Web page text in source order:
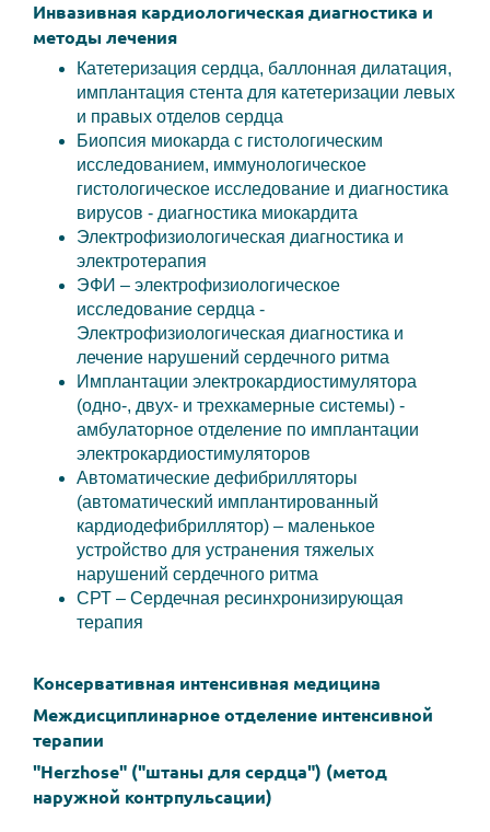
Инвазивная кардиологическая диагностика и
методы лечения
Катетеризация сердца, баллонная дилатация,
имплантация стента для катетеризации левых
и правых отделов сердца
Биопсия миокарда с гистологическим
исследованием, иммунологическое
гистологическое исследование и диагностика
вирусов - диагностика миокардита
Электрофизиологическая диагностика и
электротерапия
ЭФИ – электрофизиологическое
исследование сердца -
Электрофизиологическая диагностика и
лечение нарушений сердечного ритма
Имплантации электрокардиостимулятора
(одно-, двух- и трехкамерные системы) -
амбулаторное отделение по имплантации
электрокардиостимуляторов
Автоматические дефибрилляторы
(автоматический имплантированный
кардиодефибриллятор) – маленькое
устройство для устранения тяжелых
нарушений сердечного ритма
СРТ – Сердечная ресинхронизирующая
терапия
Консервативная интенсивная медицина
Междисциплинарное отделение интенсивной
терапии
"Herzhose" ("штаны для сердца") (метод
наружной контрпульсации)